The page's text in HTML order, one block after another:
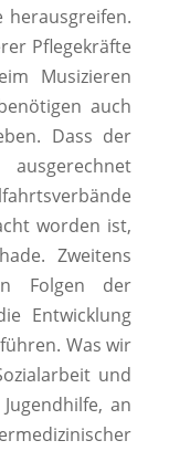
Pflegekräfte
Musizieren
auch
Dass der
worden ist,
Zweitens
Folgen der
Entwicklung
Was wir
und
an